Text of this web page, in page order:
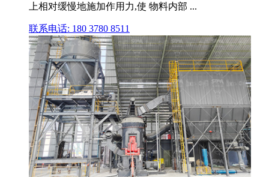
上相对缓慢地施加作用力,使 物料内部 ...
联系电话: 180 3780 8511